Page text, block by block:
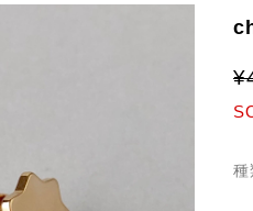
種